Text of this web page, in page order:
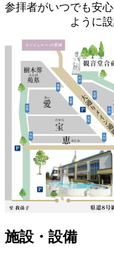
参拝者がいつでも安
ように
施設・設備